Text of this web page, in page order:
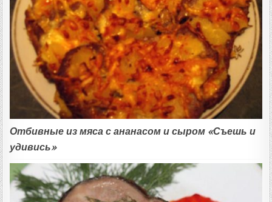
Отбивные из мяса с ананасом и сыром «Съешь и
удивись»